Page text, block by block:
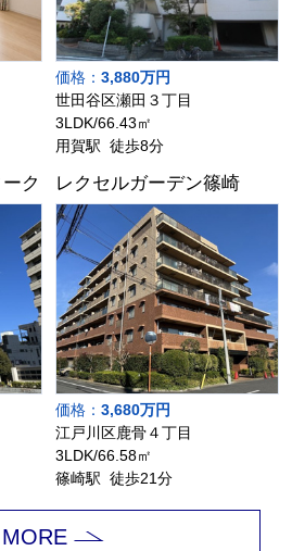
価格： 3,880万円
世田谷区瀬田３丁目
3LDK/66.43㎡
用賀駅 徒歩8分
ク レクセルガーデン篠崎
価格： 3,680万円
江戸川区鹿骨４丁目
3LDK/66.58㎡
篠崎駅 徒歩21分
MORE